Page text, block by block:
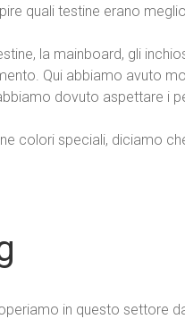
quali testine erano
la mainboard, gli
Qui abbiamo avuto
dovuto aspettare i
colori speciali, diciamo
in questo settore